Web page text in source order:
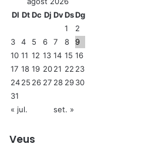
Dl DtDc Dj DvDsDg
1
2
3
4 5 6 7 8
9
10 11 12 13 14 15 16
17 18 19 2021 22 23
2425 26 27 28 2930
31
« jul.
set. »
Veus